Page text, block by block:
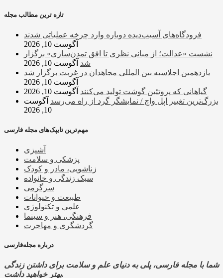
تازه ترین مطالب مجله
فرودگاه‌های آسیب‌دیده دوباره وارد چرخه عملیاتی شدند
آگوست 10, 2026
نشست «عدالت؛ از مبانی نظری تا افق تمدن‌سازی» برگزار
شد آگوست 10, 2026
یازدهمین اجلاسیه بین المللی مجاهدان در غربت برگزار شد
آگوست 10, 2026
گیاهانی که پروتئین گوشت تولید می‌کنند آگوست 10, 2026
بزرگ‌ترین تغییر اپل واچ / نمایشگر گرد از راه می‌رسد آگوست
10, 2026
مهم‌ترین تایپک‌های مجله فارسی
آشپزی
پزشکی و سلامت
زناشویی، مادر و کودک
سبک زندگی و خانواده
سرگرمی
طبیعت و حیوانات
علمی و تکنولوژی
فرهنگی، هنر و سینما
گردشگری و مهاجرت
درباره مجله‌فارسی
شما با مجله فارسی، پلی به دنیای علم و سلامت برای داشتن زندگی
بهتر خواهید داشت.